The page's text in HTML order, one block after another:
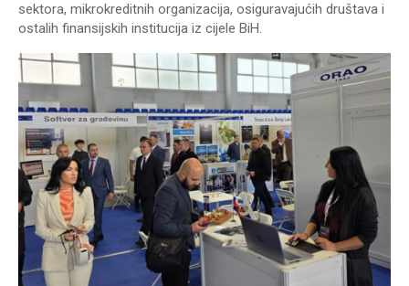
sektora, mikrokreditnih organizacija, osiguravajućih društava i
ostalih finansijskih institucija iz cijele BiH.